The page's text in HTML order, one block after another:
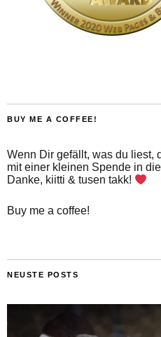
BUY ME A COFFEE!
Wenn Dir gefällt, was du liest,
mit einer kleinen Spende in
Danke, kiitti & tusen takk!
Buy me a coffee!
NEUSTE POSTS